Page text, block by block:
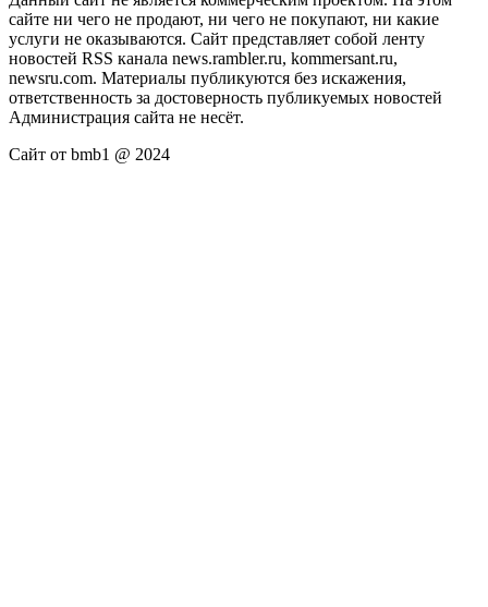
сайте ни чего не продают, ни чего не покупают, ни какие
услуги не оказываются. Сайт представляет собой ленту
новостей RSS канала news.rambler.ru, kommersant.ru,
newsru.com. Материалы публикуются без искажения,
ответственность за достоверность публикуемых новостей
Администрация сайта не несёт.
Сайт от bmb1 @ 2024